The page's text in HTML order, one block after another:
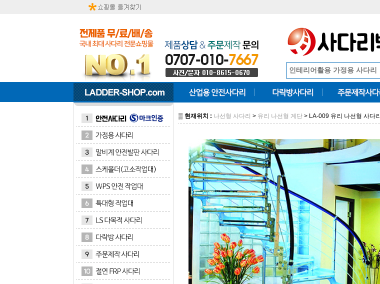
▒ 현재위치 : 나선형 사다리 > 유리 나선형 계단 > LA-009 유리 나선형 사다리